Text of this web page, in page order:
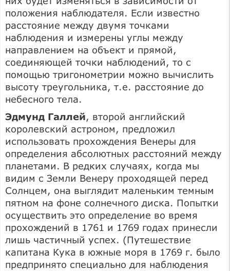
положения наблюдателя. Если известно
расстояние между двумя точками
наблюдения и измерены углы между
направлением на объект и прямой,
соединяющей точки наблюдений, то с
помощью тригонометрии можно вычислить
высоту треугольника, т.е. расстояние до
небесного тела.
Эдмунд Галлей, второй английский
королевский астроном, предложил
использовать прохождения Венеры для
определения абсолютных расстояний между
планетами. В редких случаях, когда мы
видим с Земли Венеру проходящей перед
Солнцем, она выглядит маленьким темным
пятном на фоне солнечного диска. Попытки
осуществить это определение во время
прохождений в 1761 и 1769 годах принесли
лишь частичный успех. (Путешествие
капитана Кука в южные моря в 1769 г. было
предпринято специально для наблюдения